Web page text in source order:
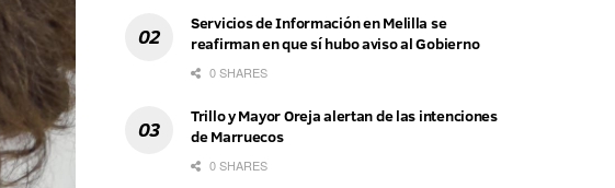
Servicios de Información en Melilla se
reafirman en que sí hubo aviso al Gobierno
0 SHARES
Trillo y Mayor Oreja alertan de las intenciones
de Marruecos
0 SHARES